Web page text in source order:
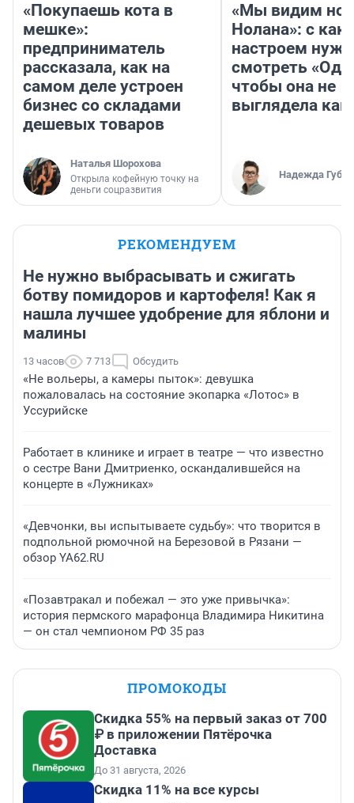
«Покупаешь кота в
мешке»:
предприниматель
рассказала, как на
самом деле устроен
бизнес со складами
дешевых товаров
Наталья Шорохова
Открыла кофейную точку на
деньги соцразвития
«Мы видим
Нолана»: с
настроем
смотреть
чтобы она не
выглядела как
Надежда
РЕКОМЕНДУЕМ
Не нужно выбрасывать и сжигать
ботву помидоров и картофеля! Как я
нашла лучшее удобрение для яблони и
малины
13 часов 7 713 Обсудить
«Не вольеры, а камеры пыток»: девушка
пожаловалась на состояние экопарка «Лотос» в
Уссурийске
Работает в клинике и играет в театре — что известно
о сестре Вани Дмитриенко, оскандалившейся на
концерте в «Лужниках»
«Девчонки, вы испытываете судьбу»: что творится в
подпольной рюмочной на Березовой в Рязани —
обзор YA62.RU
«Позавтракал и побежал — это уже привычка»:
история пермского марафонца Владимира Никитина
— он стал чемпионом РФ 35 раз
ПРОМОКОДЫ
Скидка 55% на первый заказ от 700
₽ в приложении Пятёрочка
Доставка
До 31 августа, 2026
Скидка 11% на все курсы